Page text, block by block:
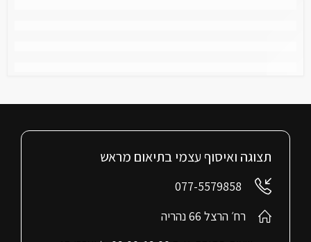
תצוגה ואיסוף עצמי בתיאום מראש
077-5579858
רח׳ הרצל 66 נהריה